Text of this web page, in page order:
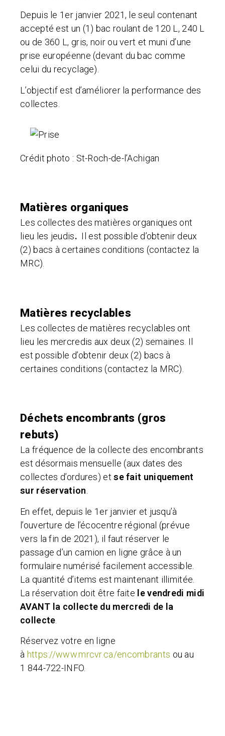
Depuis le 1er janvier 2021, le seul contenant
accepté est un (1) bac roulant de 120 L, 240 L
ou de 360 L, gris, noir ou vert et muni d’une
prise européenne (devant du bac comme
celui du recyclage).
L’objectif est d’améliorer la performance des
collectes.
Crédit photo : St-Roch-de-l’Achigan
Matières organiques
Les collectes des matières organiques ont
lieu les jeudis. Il est possible d’obtenir deux
(2) bacs à certaines conditions (contactez la
MRC).
Matières recyclables
Les collectes de matières recyclables ont
lieu les mercredis aux deux (2) semaines. Il
est possible d’obtenir deux (2) bacs à
certaines conditions (contactez la MRC).
Déchets encombrants (gros
rebuts)
La fréquence de la collecte des encombrants
est désormais mensuelle (aux dates des
collectes d’ordures) etse fait uniquement
sur réservation
En effet, depuis le 1er janvier et jusqu’à
l’ouverture de l’écocentre régional (prévue
vers la fin de 2021), il faut réserver le
passage d’un camion en ligne grâce à un
formulaire numérisé facilement accessible.
La quantité d’items est maintenant illimitée.
La réservation doit être faite le vendredi midi
AVANT la collecte du mercredi de la
collecte
Réservez votre en ligne
à https://www.mrcvr.ca/encombrants ou au
1 844-722-INFO.